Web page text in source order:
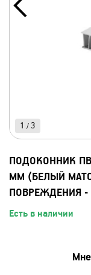
1 / 3
ПОДОКОННИК
ММ (БЕЛЫЙ
ПОВРЕЖДЕНИЯ
Есть в наличии